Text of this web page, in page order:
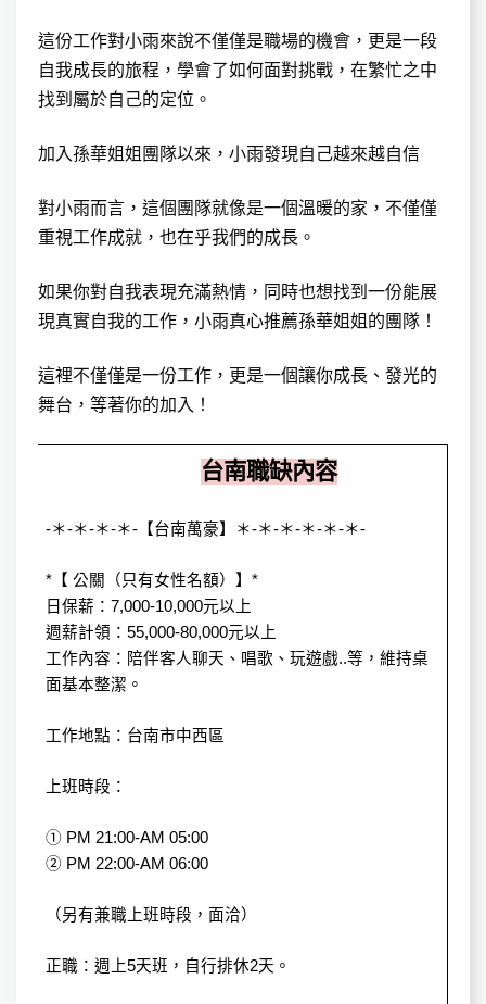
這份工作對小雨來說不僅僅是職場的機會，更是一段
自我成長的旅程，學會了如何面對挑戰，在繁忙之中
找到屬於自己的定位。
加入孫華姐姐團隊以來，小雨發現自己越來越自信
對小雨而言，這個團隊就像是一個溫暖的家，不僅僅
重視工作成就，也在乎我們的成長。
如果你對自我表現充滿熱情，同時也想找到一份能展
現真實自我的工作，小雨真心推薦孫華姐姐的團隊！
這裡不僅僅是一份工作，更是一個讓你成長、發光的
舞台，等著你的加入！
台南職缺內容
-＊-＊-＊-＊-【台南萬豪】＊-＊-＊-＊-＊-＊-
*【 公關（只有女性名額）】*
日保薪：7,000-10,000元以上
週薪計領：55,000-80,000元以上
工作內容：陪伴客人聊天、唱歌、玩遊戲..等，維持桌
面基本整潔。
工作地點：台南市中西區
上班時段：
① PM 21:00-AM 05:00
② PM 22:00-AM 06:00
（另有兼職上班時段，面洽）
正職：週上5天班，自行排休2天。